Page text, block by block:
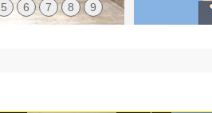
5 6 7 8 9